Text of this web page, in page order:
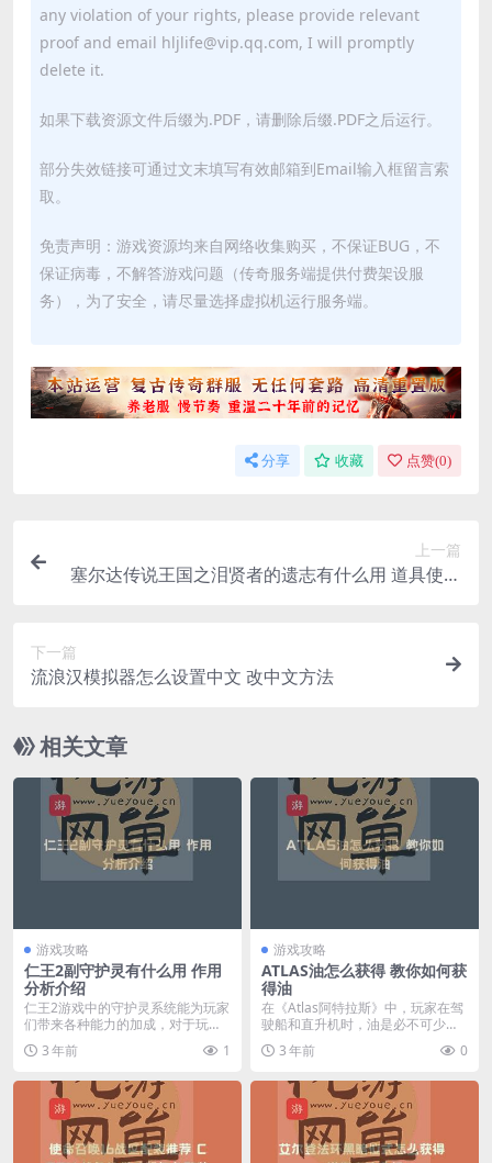
any violation of your rights, please provide relevant
proof and email hljlife@vip.qq.com, I will promptly
delete it.
如果下载资源文件后缀为.PDF，请删除后缀.PDF之后运行。
部分失效链接可通过文末填写有效邮箱到Email输入框留言索
取。
免责声明：游戏资源均来自网络收集购买，不保证BUG，不
保证病毒，不解答游戏问题（传奇服务端提供付费架设服
务），为了安全，请尽量选择虚拟机运行服务端。
分享 收藏 点赞(0)
上一篇
塞尔达传说王国之泪贤者的遗志有什么用 道具使用
下一篇
流浪汉模拟器怎么设置中文 改中文方法
相关文章
游戏攻略
仁王2副守护灵有什么用 作用
分析介绍
仁王2游戏中的守护灵系统能为玩家
们带来各种能力的加成，对于玩家
们的战斗有着极大的...
3 年前 1
游戏攻略
ATLAS油怎么获得 教你如何获
得油
在《Atlas阿特拉斯》中，玩家在驾
驶船和直升机时，油是必不可少的
资源，那么从哪...
3 年前 0